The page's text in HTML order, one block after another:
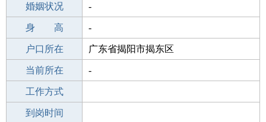
出生年月 1977-01-24
婚姻状况 -
学 历 高中
身 高 -
毕业学校 建德广播电视大学分校
户口所在 广东省揭阳市揭东区
所学专业 -
当前所在 -
工作经验
工作方式
驾 照
到岗时间